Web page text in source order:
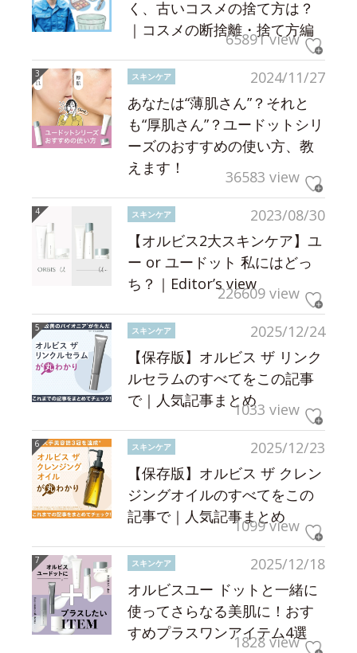
く、古いコスメの捨て方は？
｜コスメの断捨離・捨て方編
65891 view
2024/11/27
スキンケア
あなたは“薄肌さん”？それと
も“厚肌さん”？ユードットシリ
ーズのおすすめの使い方、教
えます！
36583 view
2023/08/30
スキンケア
【オルビス2大スキンケア】ユ
ー or ユードット 私にはどっ
ち？｜Editor’s view226609 view
2025/12/24
スキンケア
【保存版】オルビス ザ リンク
ルセラムのすべてをこの記事
で｜人気記事まとめ1033 view
2025/12/23
スキンケア
【保存版】オルビス ザ クレン
ジングオイルのすべてをこの
記事で｜人気記事まとめ
1099 view
2025/12/18
スキンケア
オルビスユー ドットと一緒に
使ってさらなる美肌に！おす
すめプラスワンアイテム4選
1828 view